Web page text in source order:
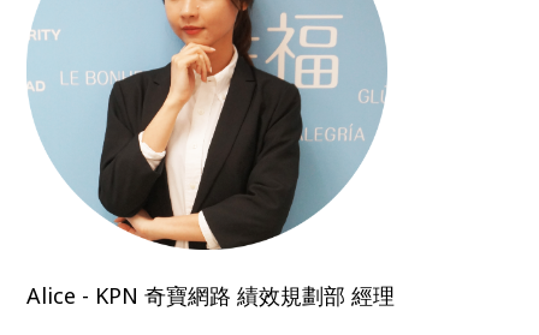
Alice - KPN 奇寶網路 績效規劃部 經理